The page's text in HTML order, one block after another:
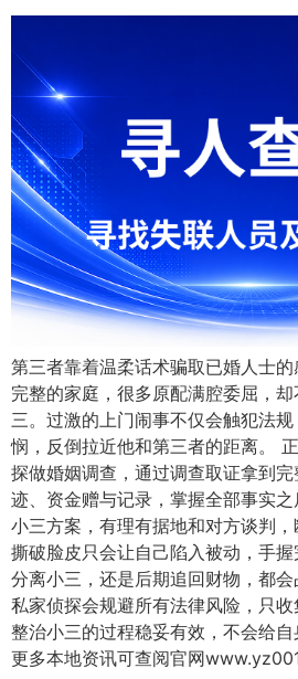
第三者靠着温柔话术骗取已婚人士
完整的家庭，很多原配满腔委屈，
三。过激的上门闹事不仅会触犯法
悯，反倒拉近他和第三者的距离。
探做婚姻调查，通过调查取证拿到
迹、资金赠与记录，掌握全部事实
小三方案，有理有据地和对方谈判
撕破脸皮只会让自己陷入被动，手
分离小三，还是后期追回财物，都
私家侦探会规避所有法律风险，只
整治小三的过程稳妥有效，不会给
更多本地资讯可查阅官网